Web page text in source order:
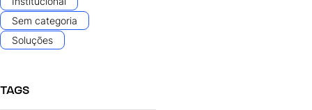
Sem categoria
Soluções
TAGS